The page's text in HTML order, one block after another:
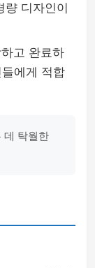
량 디자인이
고 완료하
에게 적합
데 탁월한